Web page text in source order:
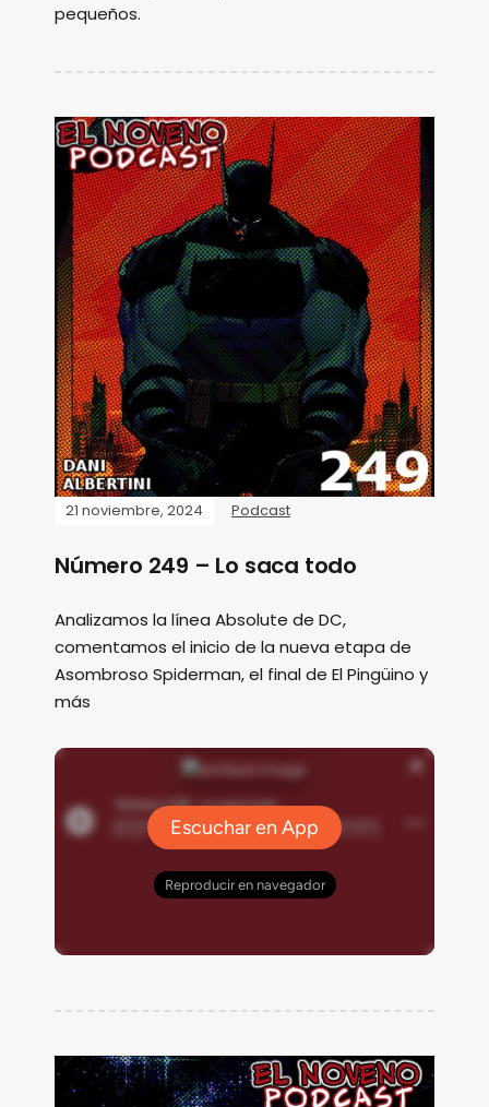
pequeños.
21 noviembre, 2024 Podcast
Número 249 – Lo saca todo
Analizamos la línea Absolute de DC,
comentamos el inicio de la nueva etapa de
Asombroso Spiderman, el final de El Pingüino y
más